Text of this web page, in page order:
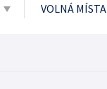
VOLNÁ MÍSTA